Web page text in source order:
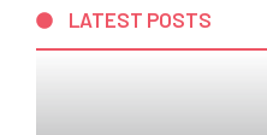
LATEST POSTS